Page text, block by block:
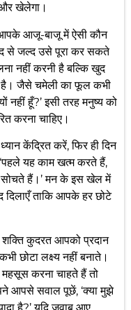
खेलेगा।
आजू-बाजू में ऐसी कौन
से जल्द उसे पूरा कर सकते
नहीं करनी है बल्कि खुद
है। जैसे चमेली का फूल कभी
नहीं हूँ?’ इसी तरह मनुष्य को
करना चाहिए।
केंद्रित करें, फिर ही दिन
यह काम खत्म करते हैं,
सोचते हैं।’ मन के इस खेल में
ताकि आपके हर छोटे
शक्ति कुदरत आपको प्रदान
छोटा लक्ष्य नहीं बनाते।
करना चाहते हैं तो
आपसे सवाल पूछें, ‘क्या मुझे
है?’ यदि जवाब आए,